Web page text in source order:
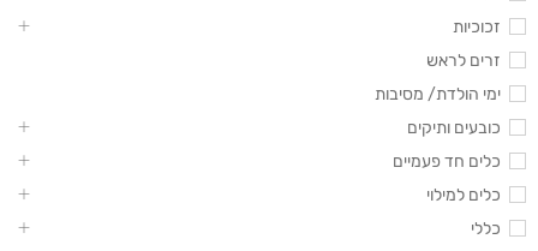
זכוכיות
זרים לראש
ימי הולדת/ מסיבות
כובעים ותיקים
כלים חד פעמיים
כלים למילוי
כללי